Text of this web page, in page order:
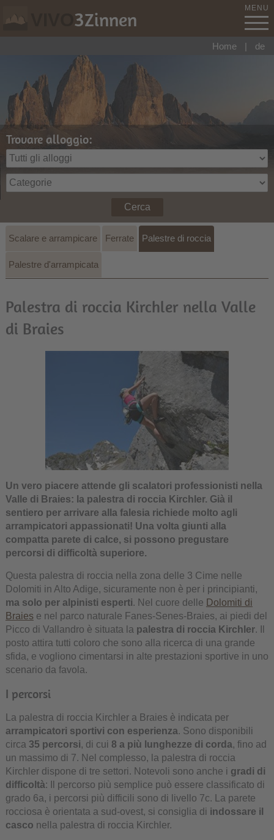
3Zinnen MENU
Trovare alloggio:
Cerca
Home | de
Scalare e arrampicare Ferrate Palestre di roccia
Palestre d'arrampicata
Palestra di roccia Kirchler nella Valle
di Braies
Un vero piacere attende gli scalatori professionisti nella
Valle di Braies: la palestra di roccia Kirchler. Già il
sentiero per arrivare alla falesia richiede molto agli
arrampicatori appassionati! Una volta giunti alla
compatta parete di calce, si possono pregustare
percorsi di difficoltà superiore.
Questa palestra di roccia nella zona delle 3 Cime nelle
Dolomiti in Alto Adige, sicuramente non è per i principianti,
ma solo per alpinisti esperti. Nel cuore delle Dolomiti di
Braiese nel parco naturale Fanes-Senes-Braies, ai piedi del
Picco di Vallandro è situata la palestra di roccia Kirchler. Il
posto attira tutti coloro che sono alla ricerca di una grande
sfida, e vogliono cimentarsi in alte prestazioni sportive in uno
scenario da favola.
I percorsi
La palestra di roccia Kirchler a Braies è indicata per
arrampicatori sportivi con esperienza. Sono disponibili
circa 35 percorsi, di cui 8 a più lunghezze di corda, fino ad
un massimo di 7. Nel complesso, la palestra di roccia
Kirchler dispone di tre settori. Notevoli sono anche i gradi di
difficoltà: Il percorso più semplice può essere classificato di
grado 6a, i percorsi più difficili sono di livello 7c. La parete
rocciosa è orientata a sud-ovest, si consiglia di indossare il
casco nella palestra di roccia Kirchler.